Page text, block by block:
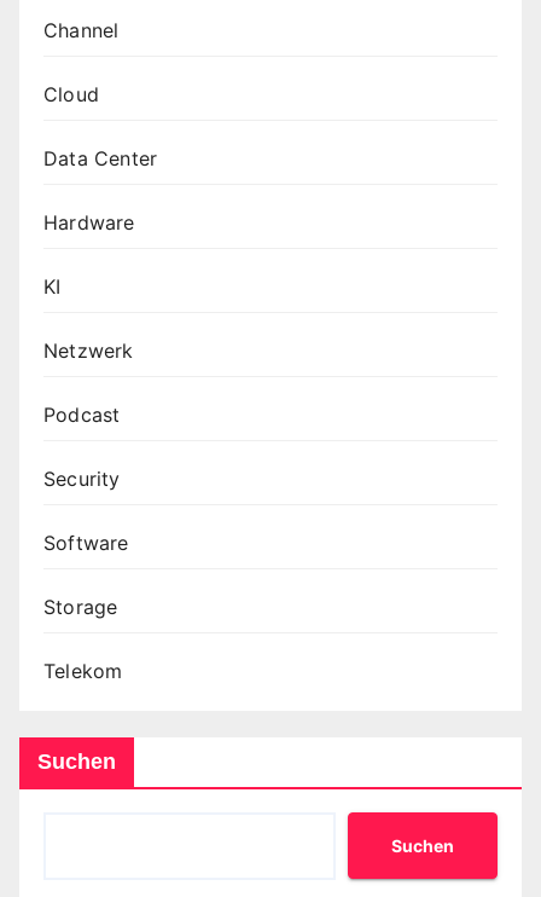
Channel
Cloud
Data Center
Hardware
KI
Netzwerk
Podcast
Security
Software
Storage
Telekom
Suchen
Suchen